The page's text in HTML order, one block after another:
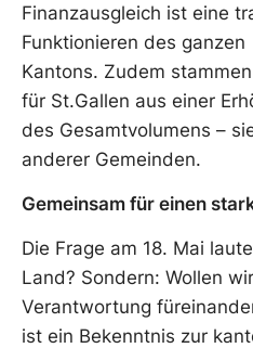
Finanzausgleich ist eine
Funktionieren des ganzen
Kantons. Zudem
für St.Gallen aus einer
des Gesamtvolumens –
anderer Gemeinden.
Gemeinsam für einen
Die Frage am 18. Mai
Land? Sondern: Wollen wir
Verantwortung
ist ein Bekenntnis zur